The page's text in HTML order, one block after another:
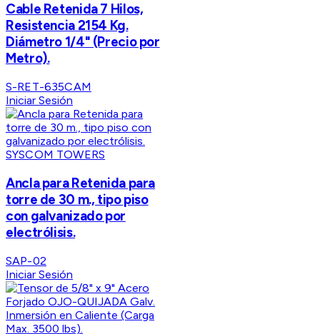
Cable Retenida 7 Hilos,
Resistencia 2154 Kg.
Diámetro 1/4" (Precio por
Metro).
S-RET-635CAM
Iniciar Sesión
SYSCOM TOWERS
Ancla para Retenida para
torre de 30 m., tipo piso
con galvanizado por
electrólisis.
SAP-02
Iniciar Sesión